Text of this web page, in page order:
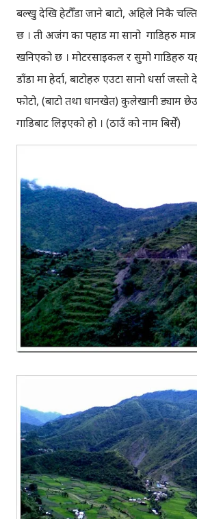
बल्खु देखि हेटौँडा जाने बाटो, अहिले निकै
छ । ती अजंग का पहाड मा सानो गाडिहरु
खनिएको छ । मोटरसाइकल र सुमो गाडिहरु
डाँडा मा हेर्दा, बाटोहरु एउटा सानो धर्सा
फोटो, (बाटो तथा धानखेत) कुलेखानी ड्याम
गाडिबाट लिइएको हो । (ठाउँ को नाम बिर्सेँ)